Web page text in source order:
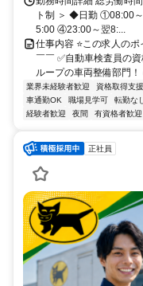
ト制 ＞ ◆日勤 ①08:00
5:00 ④23:00～翌8:...
仕事内容 ⭐この求人の
￣￣ ✅自動車検査員の
ループの車両整備部門！
業界未経験者歓迎 資格取得支
車通勤OK
職場見学可 転勤なし
経験者歓迎
夜間 有資格者歓迎
正社員